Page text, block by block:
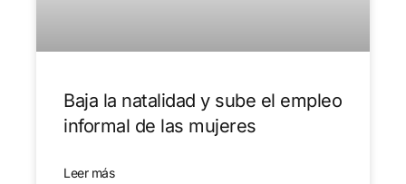
Baja la natalidad y sube el empleo
informal de las mujeres
Leer más